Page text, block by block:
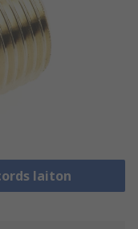
laiton